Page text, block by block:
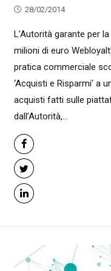
28/02/2014
L’Autorità garante per
milioni di euro
pratica commerciale
‘Acquisti e Risparmi’ a
acquisti fatti sulle
dall’Autorità,...